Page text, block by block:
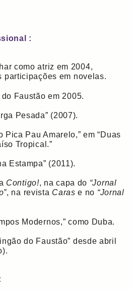
:
como atriz em 2004,
participações em novelas.
Faustão em 2005.
Pesada” (2007).
Pica Pau Amarelo,” em “Duas
Tropical.”
Estampa” (2011).
Contigo!, na capa do “Jornal
, na revista Caras e no “Jornal
Modernos,” como Duba.
do Faustão” desde abril